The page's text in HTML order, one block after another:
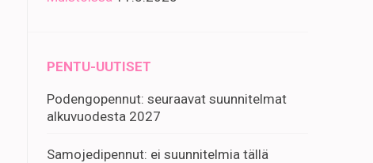
PENTU-UUTISET
Podengopennut: seuraavat suunnitelmat
alkuvuodesta 2027
Samojedipennut: ei suunnitelmia tällä